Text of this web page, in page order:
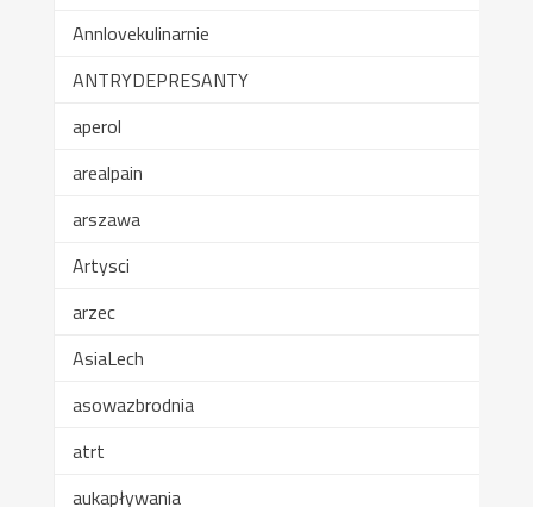
Annlovekulinarnie
ANTRYDEPRESANTY
aperol
arealpain
arszawa
Artysci
arzec
AsiaLech
asowazbrodnia
atrt
aukapływania